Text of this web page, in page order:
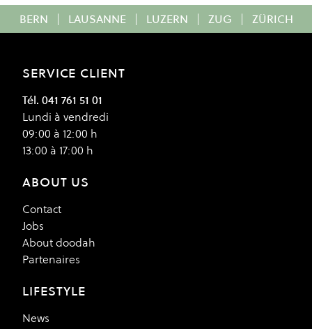
BERN | LAUSANNE | LUZERN | ZUG | ZÜRICH
SERVICE CLIENT
Tél. 041 761 51 01
Lundi à vendredi
09:00 à 12:00 h
13:00 à 17:00 h
ABOUT US
Contact
Jobs
About doodah
Partenaires
LIFESTYLE
News